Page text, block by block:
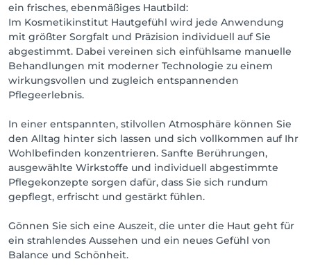
ein frisches, ebenmäßiges Hautbild:
Im Kosmetikinstitut Hautgefühl wird jede Anwendung
mit größter Sorgfalt und Präzision individuell auf Sie
abgestimmt. Dabei vereinen sich einfühlsame manuelle
Behandlungen mit moderner Technologie zu einem
wirkungsvollen und zugleich entspannenden
Pflegeerlebnis.
In einer entspannten, stilvollen Atmosphäre können Sie
den Alltag hinter sich lassen und sich vollkommen auf Ihr
Wohlbefinden konzentrieren. Sanfte Berührungen,
ausgewählte Wirkstoffe und individuell abgestimmte
Pflegekonzepte sorgen dafür, dass Sie sich rundum
gepflegt, erfrischt und gestärkt fühlen.
Gönnen Sie sich eine Auszeit, die unter die Haut geht für
ein strahlendes Aussehen und ein neues Gefühl von
Balance und Schönheit.